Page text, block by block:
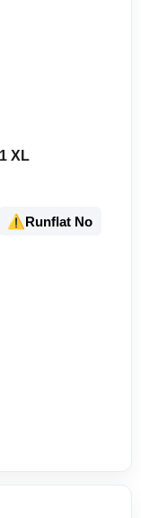
XL
⚠️Runflat No